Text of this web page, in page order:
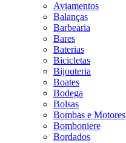
Aviamentos
Balanças
Barbearia
Bares
Baterias
Bicicletas
Bijouteria
Boates
Bodega
Bolsas
Bombas e Motores
Bomboniere
Bordados